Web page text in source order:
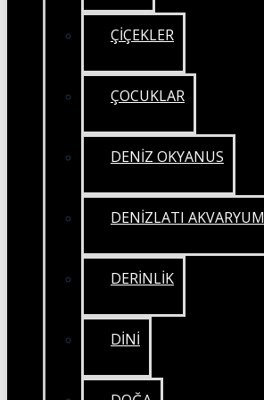
ÇİÇEKLER
ÇOCUKLAR
DENİZ OKYANUS
DENİZLATI AKVARYUM
DERİNLİK
DİNİ